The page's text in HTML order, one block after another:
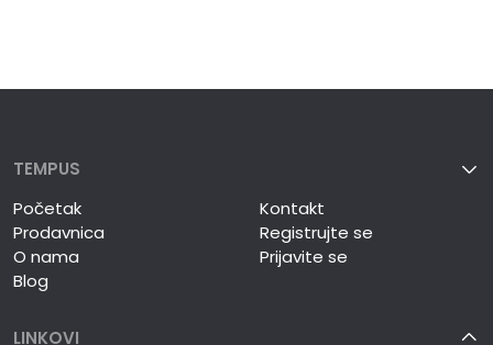
TEMPUS
Početak
Prodavnica
O nama
Blog
Kontakt
Registrujte se
Prijavite se
LINKOVI